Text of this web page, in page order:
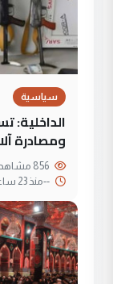
سياسية
ومصادرة
--منذ 23 ساعة